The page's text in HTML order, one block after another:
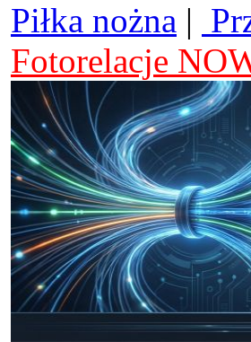
Piłka nożna |
Fotorelacje